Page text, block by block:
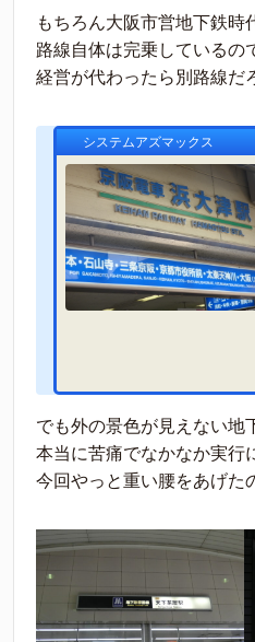
もちろん大阪市営地下鉄時
路線自体は完乗しているの
経営が代わったら別路線だ
システムアズマックス
でも外の景色が見えない地
本当に苦痛でなかなか実行
今回やっと重い腰をあげた